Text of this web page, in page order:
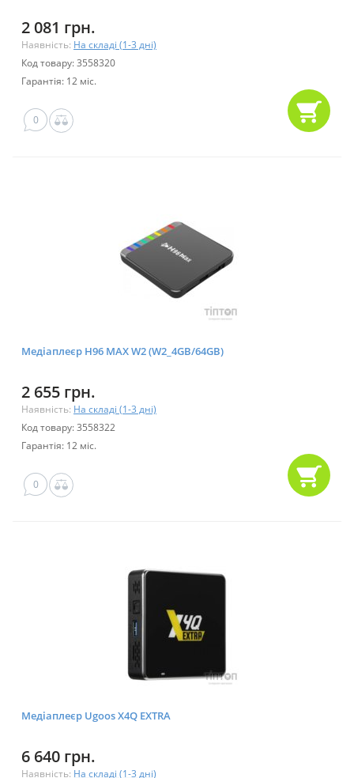
2 081 грн.
Наявність: На складі (1-3 дні)
Код товару: 3558320
Гарантія: 12 міс.
0
Медіаплеєр H96 MAX W2 (W2_4GB/64GB)
2 655 грн.
Наявність: На складі (1-3 дні)
Код товару: 3558322
Гарантія: 12 міс.
0
Медіаплеєр Ugoos X4Q EXTRA
6 640 грн.
Наявність: На складі (1-3 дні)